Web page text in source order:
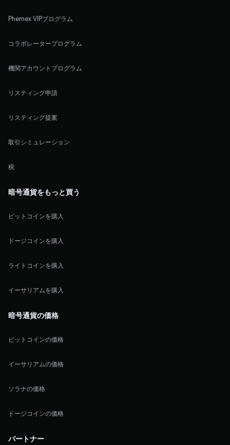
Phemex VIPプログラム
コラボレータープログラム
機関アカウントプログラム
リスティング申請
リスティング提案
取引シミュレーション
税
暗号通貨をもっと買う
ビットコインを購入
ドージコインを購入
ライトコインを購入
イーサリアムを購入
暗号通貨の価格
ビットコインの価格
イーサリアムの価格
ソラナの価格
ドージコインの価格
パートナー